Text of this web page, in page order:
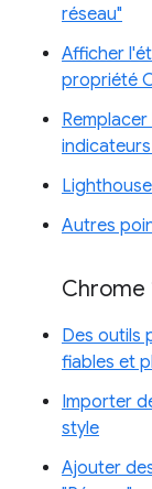
réseau"
Afficher
propriété
Autres
Chrome
Des outils
fiables et
Importer
style
Ajouter